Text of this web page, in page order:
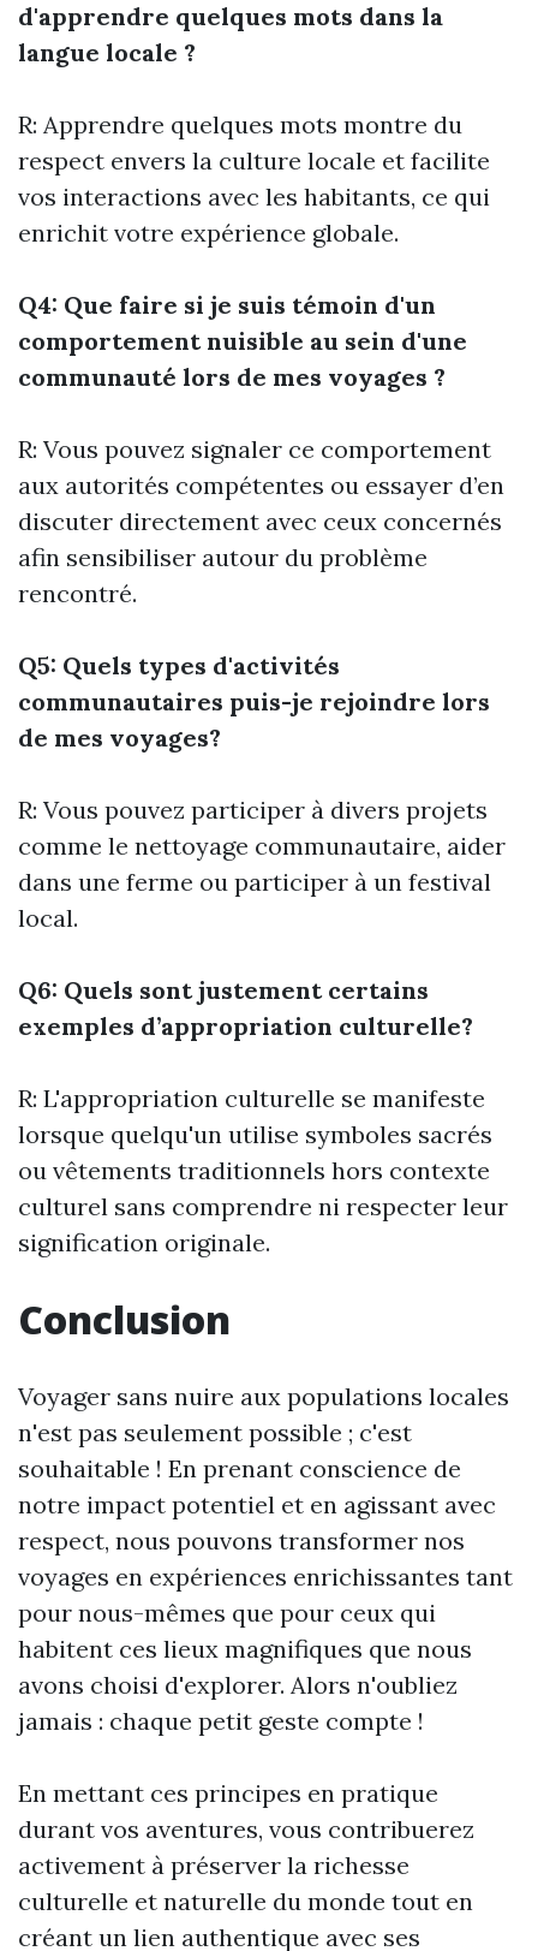
d'apprendre quelques mots dans la
langue locale ?
R: Apprendre quelques mots montre du
respect envers la culture locale et facilite
vos interactions avec les habitants, ce qui
enrichit votre expérience globale.
Q4: Que faire si je suis témoin d'un
comportement nuisible au sein d'une
communauté lors de mes voyages ?
R: Vous pouvez signaler ce comportement
aux autorités compétentes ou essayer d’en
discuter directement avec ceux concernés
afin sensibiliser autour du problème
rencontré.
Q5: Quels types d'activités
communautaires puis-je rejoindre lors
de mes voyages?
R: Vous pouvez participer à divers projets
comme le nettoyage communautaire, aider
dans une ferme ou participer à un festival
local.
Q6: Quels sont justement certains
exemples d’appropriation culturelle?
R: L'appropriation culturelle se manifeste
lorsque quelqu'un utilise symboles sacrés
ou vêtements traditionnels hors contexte
culturel sans comprendre ni respecter leur
signification originale.
Conclusion
Voyager sans nuire aux populations locales
n'est pas seulement possible ; c'est
souhaitable ! En prenant conscience de
notre impact potentiel et en agissant avec
respect, nous pouvons transformer nos
voyages en expériences enrichissantes tant
pour nous-mêmes que pour ceux qui
habitent ces lieux magnifiques que nous
avons choisi d'explorer. Alors n'oubliez
jamais : chaque petit geste compte !
En mettant ces principes en pratique
durant vos aventures, vous contribuerez
activement à préserver la richesse
culturelle et naturelle du monde tout en
créant un lien authentique avec ses